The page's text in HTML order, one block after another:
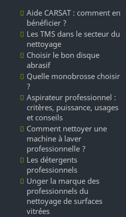
Aide CARSAT : comment en
bénéficier ?
Les TMS dans le secteur du
nettoyage
Choisir le bon disque
abrasif
Quelle monobrosse choisir
?
Aspirateur professionnel :
critères, puissance, usages
et conseils
Comment nettoyer une
machine à laver
professionnelle ?
Les détergents
professionnels
Unger la marque des
professionnels du
nettoyage de surfaces
vitrées